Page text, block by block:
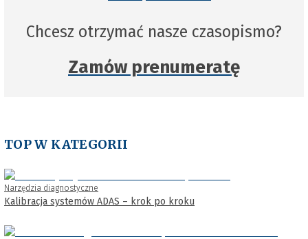
Chcesz otrzymać nasze czasopismo?
Zamów prenumeratę
TOP W KATEGORII
Narzędzia diagnostyczne
Kalibracja systemów ADAS – krok po kroku